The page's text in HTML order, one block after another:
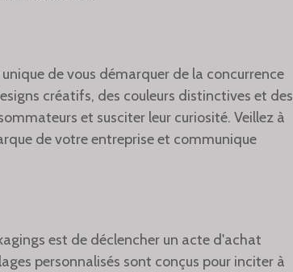
de vous démarquer de la concurrence
créatifs, des couleurs distinctives et des
et susciter leur curiosité. Veillez à
de votre entreprise et communique
est de déclencher un acte d'achat
personnalisés sont conçus pour inciter à